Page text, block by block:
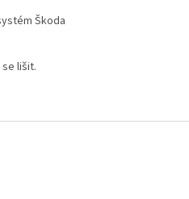
Škoda
lišit.